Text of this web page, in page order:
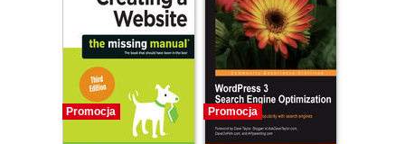
Promocja Promocja